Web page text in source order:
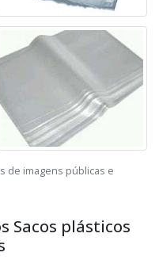
de imagens públicas e
Sacos plásticos